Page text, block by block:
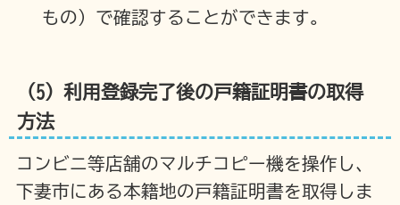
もの）で確認することができます。
（5）利用登録完了後の戸籍証明書の取得
方法
コンビニ等店舗のマルチコピー機を操作し、
下妻市にある本籍地の戸籍証明書を取得しま